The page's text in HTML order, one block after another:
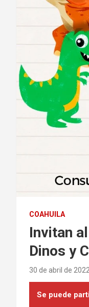
COAHUILA
Invitan
Dinos y
30 de abril de 2022
Se puede